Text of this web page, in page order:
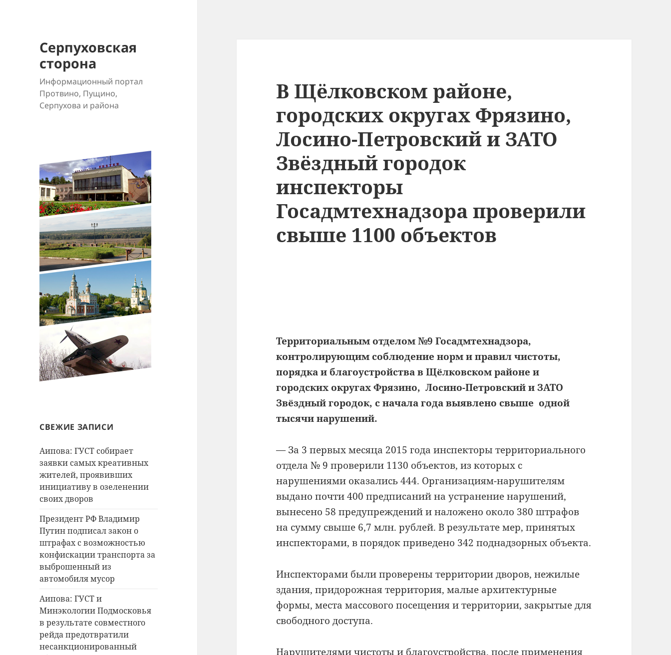
Серпуховская
сторона
Информационный портал
Протвино, Пущино,
Серпухова и района
СВЕЖИЕ ЗАПИСИ
Аипова: ГУСТ собирает
заявки самых креативных
жителей, проявивших
инициативу в озеленении
своих дворов
Президент РФ Владимир
Путин подписал закон о
штрафах с возможностью
конфискации транспорта за
выброшенный из
автомобиля мусор
Аипова: ГУСТ и
Минэкологии Подмосковья
в результате совместного
рейда предотвратили
несанкционированный
В Щёлковском районе,
городских округах Фрязино,
Лосино-Петровский и ЗАТО
Звёздный городок
инспекторы
Госадмтехнадзора проверили
свыше 1100 объектов
Территориальным отделом №9 Госадмтехнадзора,
контролирующим соблюдение норм и правил чистоты,
порядка и благоустройства в Щёлковском районе и
городских округах Фрязино, Лосино-Петровский и ЗАТО
Звёздный городок, с начала года выявлено свыше одной
тысячи нарушений.
— За 3 первых месяца 2015 года инспекторы территориального
отдела № 9 проверили 1130 объектов, из которых с
нарушениями оказались 444. Организациям-нарушителям
выдано почти 400 предписаний на устранение нарушений,
вынесено 58 предупреждений и наложено около 380 штрафов
на сумму свыше 6,7 млн. рублей. В результате мер, принятых
инспекторами, в порядок приведено 342 поднадзорных объекта.
Инспекторами были проверены территории дворов, нежилые
здания, придорожная территория, малые архитектурные
формы, места массового посещения и территории, закрытые для
свободного доступа.
Нарушителями чистоты и благоустройства, после применения